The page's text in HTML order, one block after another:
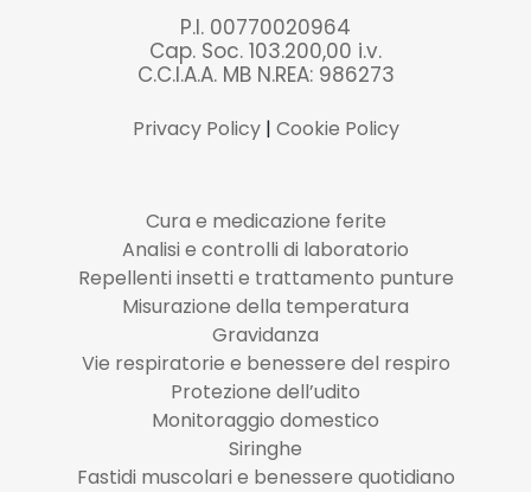
P.I. 00770020964
Cap. Soc. 103.200,00 i.v.
C.C.I.A.A. MB N.REA: 986273
Privacy Policy| Cookie Policy
Cura e medicazione ferite
Analisi e controlli di laboratorio
Repellenti insetti e trattamento punture
Misurazione della temperatura
Gravidanza
Vie respiratorie e benessere del respiro
Protezione dell’udito
Monitoraggio domestico
Siringhe
Fastidi muscolari e benessere quotidiano